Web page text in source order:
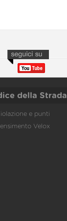
della Strada
e punti
Velox